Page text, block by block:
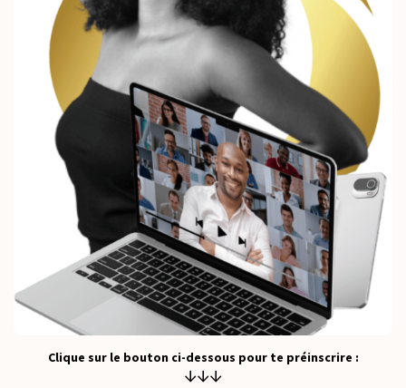
Clique sur le bouton ci-dessous pour te préinscrire :
↓↓↓